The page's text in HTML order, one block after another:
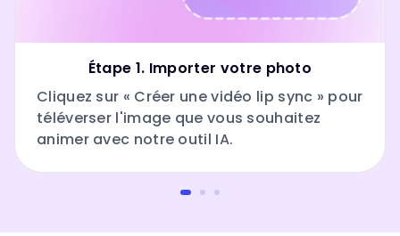
Étape 1. Importer votre photo
Cliquez sur « Créer une vidéo lip sync » pour
téléverser l'image que vous souhaitez
animer avec notre outil IA.